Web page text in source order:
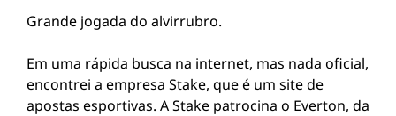
Grande jogada do alvirrubro.
Em uma rápida busca na internet, mas nada oficial,
encontrei a empresa Stake, que é um site de
apostas esportivas. A Stake patrocina o Everton, da